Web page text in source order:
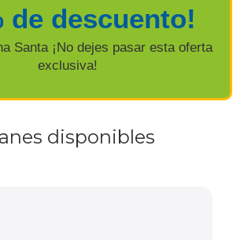
de descuento!
Santa ¡No dejes pasar esta oferta
exclusiva!
disponibles